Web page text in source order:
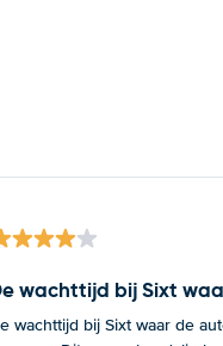
wachttijd bij Sixt
wachttijd bij Sixt waar de